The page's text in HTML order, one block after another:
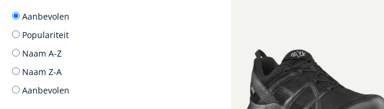
Aanbevolen
Populariteit
Naam A-Z
Naam Z-A
Aanbevolen